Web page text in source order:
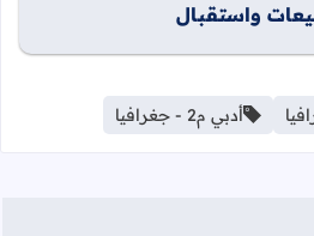
واستقبال
أدبي م2 - جغرافيا